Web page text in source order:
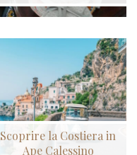
Scoprire la Costiera in
Ape Calessino